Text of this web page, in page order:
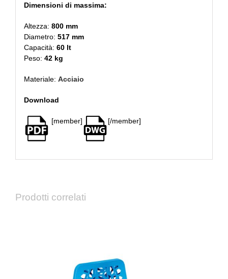
Dimensioni di massima:
Altezza: 800 mm
Diametro: 517 mm
Capacità: 60 lt
Peso: 42 kg
Materiale: Acciaio
Download
[member] [/member]
Prodotti correlati